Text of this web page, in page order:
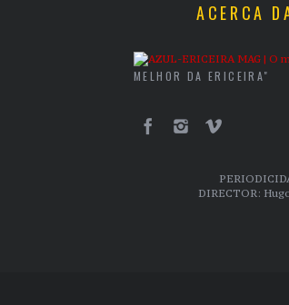
ACERCA
MELHOR DA ERICEIRA"
DIRECTOR: